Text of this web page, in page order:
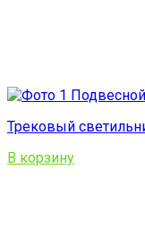
Трековый
В корзину